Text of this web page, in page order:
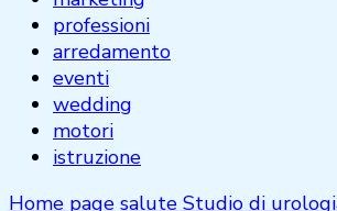
professioni
arredamento
eventi
wedding
motori
istruzione
Home page salute Studio di